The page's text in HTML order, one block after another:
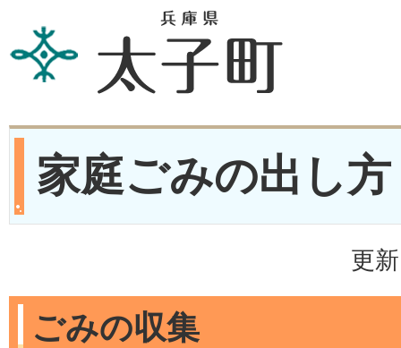
家庭ごみの出し方
更
ごみの収集